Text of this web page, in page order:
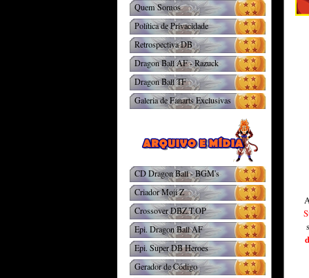
Quem Somos
Política de Privacidade
Retrospectiva DB
Dragon Ball AF - Razuck
Dragon Ball TF
Galeria de Fanarts Exclusivas
CD Dragon Ball - BGM's
Criador Moji Z
Crossover DBZ.T.OP
Epi. Dragon Ball AF
Epi. Super DB Heroes
Gerador de Código